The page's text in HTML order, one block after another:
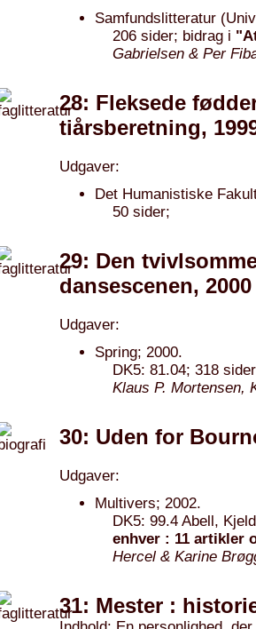
Samfundslitteratur
206 sider; bidrag i
Gabrielsen & Per
28: Fleksede
tiårsberetning,
Udgaver:
Det Humanistiske
50 sider;
29: Den
dansescenen, 2000
Udgaver:
Spring; 2000.
DK5: 81.04; 318
Klaus P. Mortensen,
30: Uden for
Udgaver:
Multivers; 2002.
DK5: 99.4 Abell,
enhver : 11 artikler
Hercel & Karine
31: Mester :